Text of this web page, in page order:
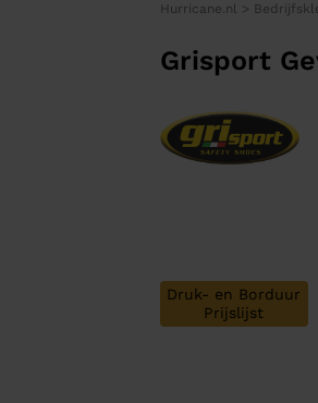
Hurricane.nl >
Grisport
Druk- en Borduur
Prijslijst